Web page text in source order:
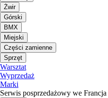
Żwir
Górski
BMX
Miejski
Części zamienne
Sprzęt
Warsztat
Wyprzedaż
Marki
Serwis posprzedażowy we Francja